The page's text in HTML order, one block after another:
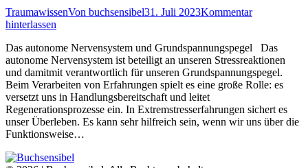
TraumawissenVon buchsensibel31. Juli 2023Kommentar
hinterlassen
Das autonome Nervensystem und Grundspannungspegel Das
autonome Nervensystem ist beteiligt an unseren Stressreaktionen
und damitmit verantwortlich für unseren Grundspannungspegel.
Beim Verarbeiten von Erfahrungen spielt es eine große Rolle: es
versetzt uns in Handlungsbereitschaft und leitet
Regenerationsprozesse ein. In Extremstresserfahrungen sichert es
unser Überleben. Es kann sehr hilfreich sein, wenn wir uns über die
Funktionsweise…